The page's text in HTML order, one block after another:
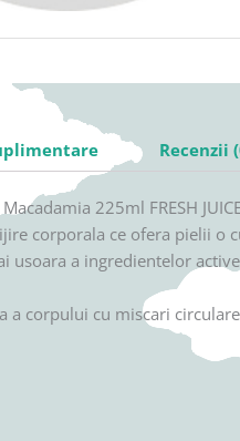
Recenzii
225ml FRESH
corporala ce ofera pielii o
usoara a ingredientelor
a corpului cu miscari